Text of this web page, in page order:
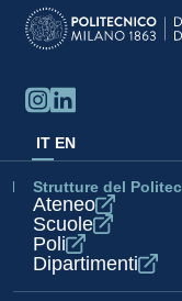
IT EN
Strutture del
Ateneo
Scuole
Poli
Dipartimenti